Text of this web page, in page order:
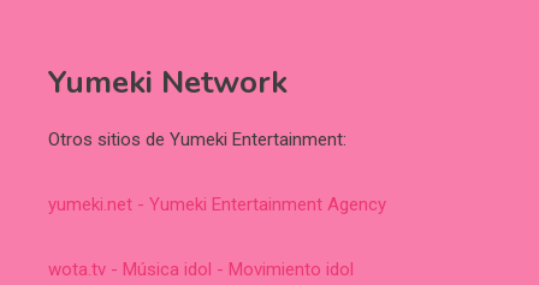
Yumeki Network
Otros sitios de Yumeki Entertainment:
yumeki.net - Yumeki Entertainment Agency
wota.tv - Música idol - Movimiento idol